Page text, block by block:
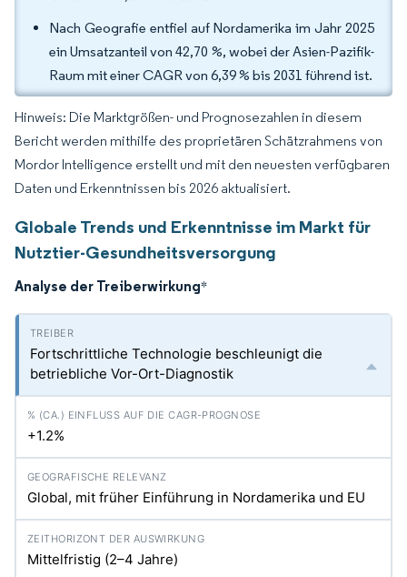
Nach Geografie entfiel auf Nordamerika im Jahr 2025
ein Umsatzanteil von 42,70 %, wobei der Asien-Pazifik-
Raum mit einer CAGR von 6,39 % bis 2031 führend ist.
Hinweis: Die Marktgrößen- und Prognosezahlen in diesem
Bericht werden mithilfe des proprietären Schätzrahmens von
Mordor Intelligence erstellt und mit den neuesten verfügbaren
Daten und Erkenntnissen bis 2026 aktualisiert.
Globale Trends und Erkenntnisse im Markt für
Nutztier-Gesundheitsversorgung
Analyse der Treiberwirkung*
Fortschrittliche Technologie beschleunigt die
betriebliche Vor-Ort-Diagnostik
+1.2%
Global, mit früher Einführung in Nordamerika und EU
Mittelfristig (2–4 Jahre)